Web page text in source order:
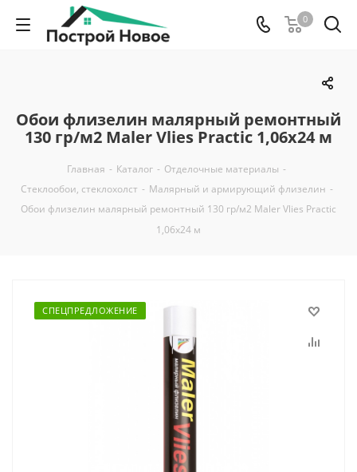
0
Обои флизелин малярный ремонтный
130 гр/м2 Maler Vlies Practic 1,06х24 м
Главная - Каталог - Отделочные материалы -
Стеклообои, стеклохолст - Малярный и армирующий флизелин -
Обои флизелин малярный ремонтный 130 гр/м2 Maler Vlies Practic
1,06х24 м
СПЕЦПРЕДЛОЖЕНИЕ